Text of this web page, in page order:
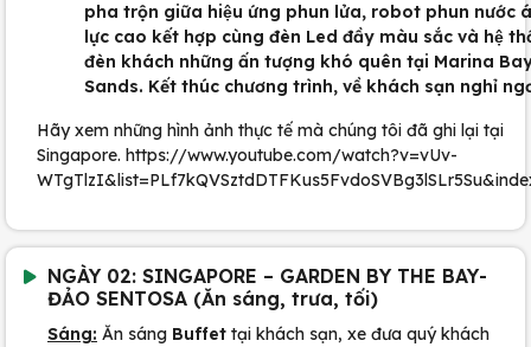
pha trộn giữa hiệu ứng phun lửa, robot phun nước
lực cao kết hợp cùng đèn Led đầy màu sắc và hệ
đèn khách những ấn tượng khó quên tại Marina
Sands. Kết thúc chương trình, về khách sạn nghỉ
Hãy xem những hình ảnh thực tế mà chúng tôi đã ghi lại tại
Singapore. https://www.youtube.com/watch?v=vUv-
NGÀY 02: SINGAPORE – GARDEN BY THE BAY-
ĐẢO SENTOSA (Ăn sáng, trưa, tối)
Sáng: Ăn sáng Buffet tại khách sạn, xe đưa quý khách